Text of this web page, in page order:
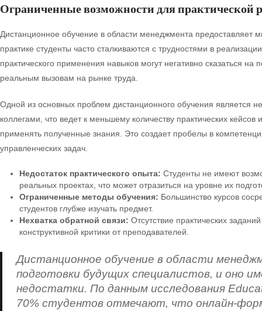
Ограниченные возможности для практической
Дистанционное обучение в области менеджмента предоставляет
практике студенты часто сталкиваются с трудностями в
практического применения навыков могут негативно сказаться на
реальным вызовам на рынке труда.
Одной из основных проблем дистанционного обучения является
коллегами, что ведет к меньшему количеству практических
применять полученные знания. Это создает пробелы в
управленческих задач.
Недостаток практического опыта: Студенты не имеют
реальных проектах, что может отразиться на уровне их
Ограниченные методы обучения: Большинство курсов
студентов глубже изучать предмет.
Нехватка обратной связи: Отсутствие практических
конструктивной критики от преподавателей.
Дистанционное обучение в области
подготовки будущих специалистов, и оно
недостатки. По данным исследования
70% студентов отмечают, что онлайн-